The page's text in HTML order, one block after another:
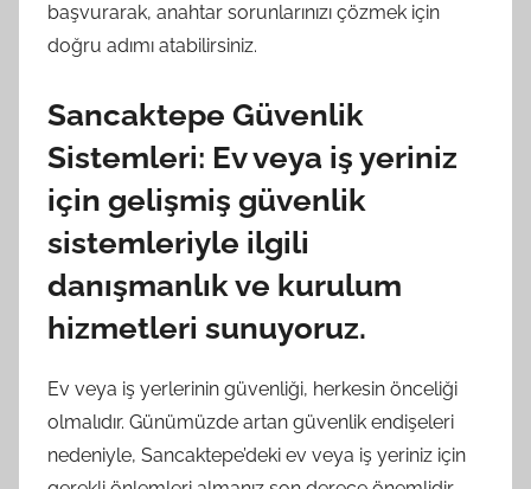
başvurarak, anahtar sorunlarınızı çözmek için
doğru adımı atabilirsiniz.
Sancaktepe Güvenlik
Sistemleri: Ev veya iş yeriniz
için gelişmiş güvenlik
sistemleriyle ilgili
danışmanlık ve kurulum
hizmetleri sunuyoruz.
Ev veya iş yerlerinin güvenliği, herkesin önceliği
olmalıdır. Günümüzde artan güvenlik endişeleri
nedeniyle, Sancaktepe’deki ev veya iş yeriniz için